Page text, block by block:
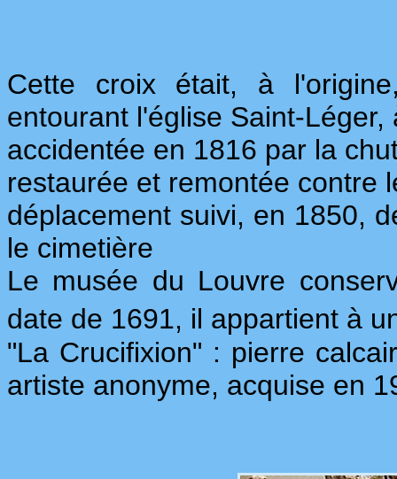
Cette croix était, à
entourant l'église Saint-
accidentée en 1816 par la
restaurée et remontée contre
déplacement suivi, en 1850,
le cimetière
Le musée du Louvre
date de 1691, il appartient à
"La Crucifixion" : pierre
artiste anonyme, acquise en